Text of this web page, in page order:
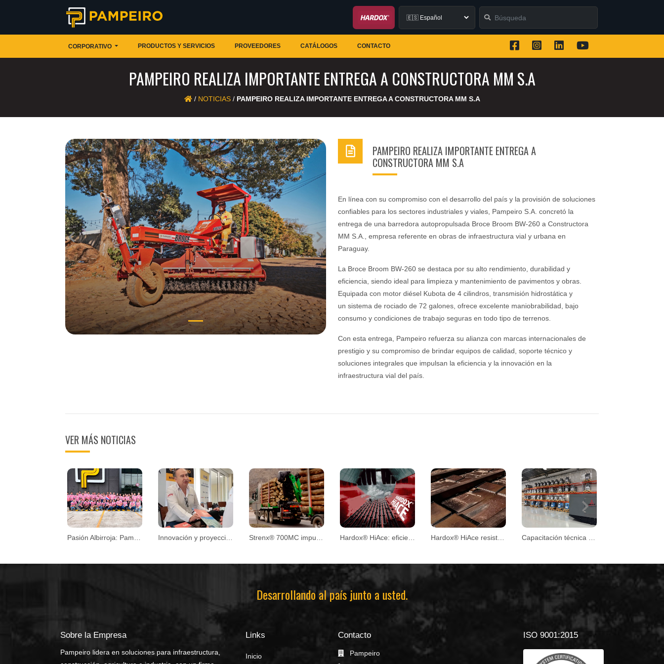
CORPORATIVO PRODUCTOS Y SERVICIOS PROVEEDORES CATÁLOGOS CONTACTO
PAMPEIRO REALIZA IMPORTANTE ENTREGA A CONSTRUCTORA MM S.A
/ NOTICIAS/ PAMPEIRO REALIZA IMPORTANTE ENTREGA A CONSTRUCTORA MM S.A
Previous Next
PAMPEIRO REALIZA IMPORTANTE ENTREGA A
CONSTRUCTORA MM S.A
En línea con su compromiso con el desarrollo del país y la provisión de soluciones
confiables para los sectores industriales y viales, Pampeiro S.A. concretó la
entrega de una barredora autopropulsada Broce Broom BW-260 a Constructora
MM S.A., empresa referente en obras de infraestructura vial y urbana en
Paraguay.
La Broce Broom BW-260 se destaca por su alto rendimiento, durabilidad y
eficiencia, siendo ideal para limpieza y mantenimiento de pavimentos y obras.
Equipada con motor diésel Kubota de 4 cilindros, transmisión hidrostática y
un sistema de rociado de 72 galones, ofrece excelente maniobrabilidad, bajo
consumo y condiciones de trabajo seguras en todo tipo de terrenos.
Con esta entrega, Pampeiro refuerza su alianza con marcas internacionales de
prestigio y su compromiso de brindar equipos de calidad, soporte técnico y
soluciones integrales que impulsan la eficiencia y la innovación en la
infraestructura vial del país.
VER MÁS NOTICIAS
Previous Next
Desarrollando al país junto a usted.
Sobre la Empresa
Pampeiro lidera en soluciones para infraestructura,
Links
Inicio
Contacto
Pampeiro
ISO 9001:2015